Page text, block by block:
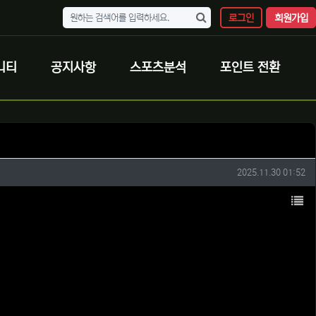
로그인 회원가입
티 공지사항 스포츠분석 포인트 전환
작성일
2025.11.30 01:52
목